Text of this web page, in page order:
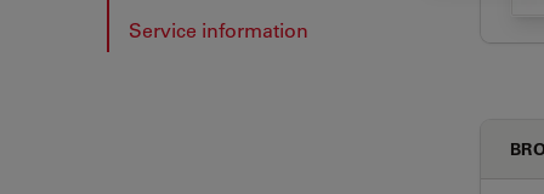
Service information